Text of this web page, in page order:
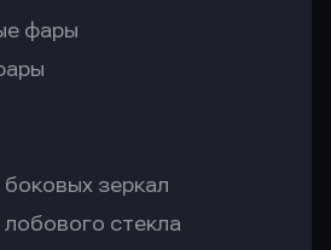
фары
зеркал
стекла